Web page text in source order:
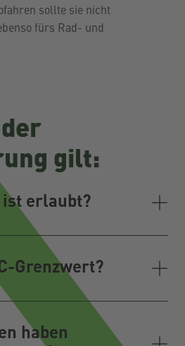
sollte sie nicht
fürs Rad- und
gilt:
ist erlaubt?
Grenzwert?
haben